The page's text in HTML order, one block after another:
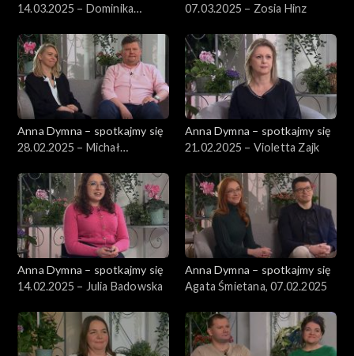
14.03.2025 – Dominika
07.03.2025 – Zosia Hinz
Anna Dymna – spotkajmy się
28.02.2025 – Michał
Anna Dymna – spotkajmy się
21.02.2025 – Violetta Zajk
Anna Dymna – spotkajmy się
14.02.2025 – Julia Badowska
Anna Dymna – spotkajmy się
Agata Śmietana, 07.02.2025